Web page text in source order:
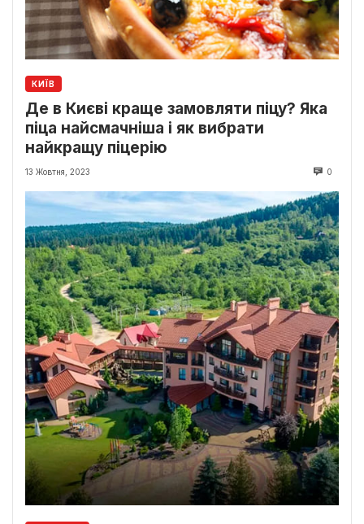
КИЇВ
Де в Києві краще замовляти піцу? Яка
піца найсмачніша і як вибрати
найкращу піцерію
13 Жовтня, 2023 0